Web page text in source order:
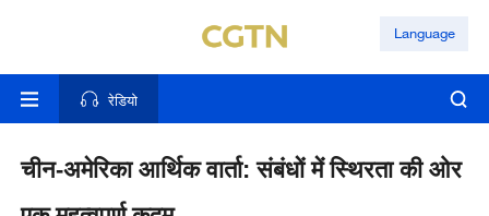
Language
रेडियो
चीन-अमेरिका आर्थिक वार्ता: संबंधों में स्थिरता की ओर